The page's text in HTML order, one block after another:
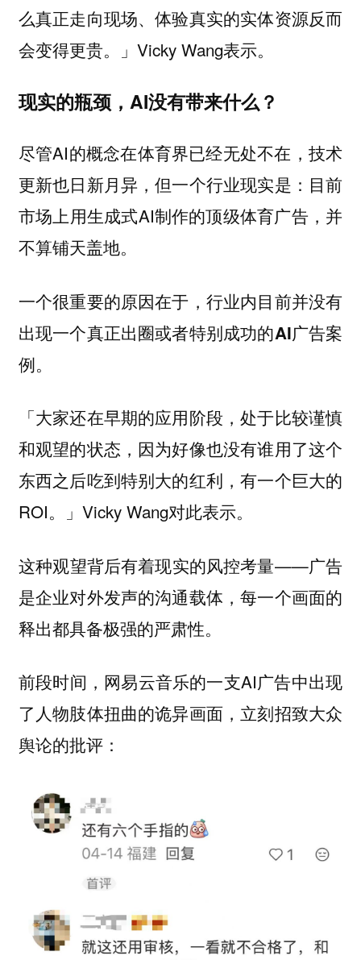
么真正走向现场、体验真实的实体资源反而
会变得更贵。」 Vicky Wang表示。
现实的瓶颈，AI没有带来什么？
尽管AI的概念在体育界已经无处不在，技术
更新也日新月异，但一个行业现实是：目前
市场上用生成式AI制作的顶级体育广告，并
不算铺天盖地。
一个很重要的原因在于，行业内目前并没有
出现一个真正出圈或者特别成功的AI广告案
例。
「大家还在早期的应用阶段，处于比较谨慎
和观望的状态，因为好像也没有谁用了这个
东西之后吃到特别大的红利，有一个巨大的
ROI。」Vicky Wang对此表示。
这种观望背后有着现实的风控考量——广告
是企业对外发声的沟通载体，每一个画面的
释出都具备极强的严肃性。
前段时间，网易云音乐的一支AI广告中出现
了人物肢体扭曲的诡异画面，立刻招致大众
舆论的批评：